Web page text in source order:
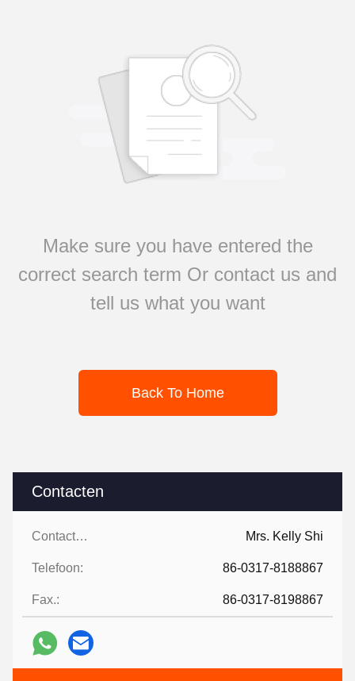
Contacten
Contacten: Mrs. Kelly Shi
Telefoon: 86-0317-8188867
Fax.: 86-0317-8198867
Make sure you have entered the
correct search term Or contact us and
tell us what you want
Back To Home